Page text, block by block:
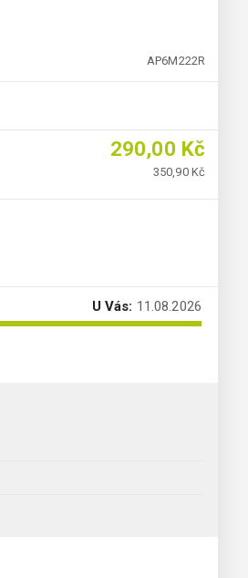
AP6M222R
290,00 Kč
350,90 Kč
U Vás: 11.08.2026